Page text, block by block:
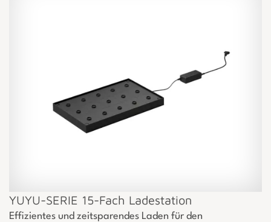
YUYU-SERIE 15-Fach Ladestation
Effizientes und zeitsparendes Laden für den